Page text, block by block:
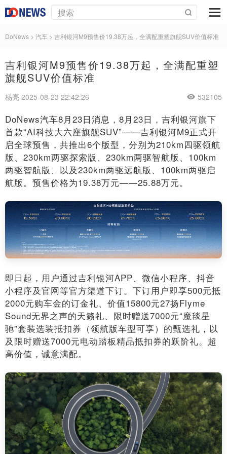
DoNews > 汽车 > 吉利银河M9预售价19.38万起，全满配重塑旗舰SUV价值标准
吉利银河M9预售价19.38万起，全满配重塑
旗舰SUV价值标准
杨亮 2025-08-23 22:42:26 532105
DoNews汽车8月23日消息，8月23日，吉利银河旗下
首款“AI科技大六座旗舰SUV”——吉利银河M9正式开
启全球预售，共推出6个版型，分别为210km四驱领航
版、230km两驱探索版、230km两驱智航版、100km
两驱智航版、以及230km两驱远航版、100km两驱启
航版。预售价格为19.38万元——25.88万元。
即日起，用户通过吉利银河APP、微信小程序、抖音
小程序及官网等官方渠道下订。下订用户即享500元抵
2000元购车金的订金礼、价值15800元27扬Flyme
Sound无界之声的天籁礼、限时赠送7000元“魔毯星
驰”套装选装抵扣券（领航版车型可享）的甄选礼，以
及限时赠送7000元电动踏板精品抵扣券的跃阶礼。超
高价值，诚意满配。